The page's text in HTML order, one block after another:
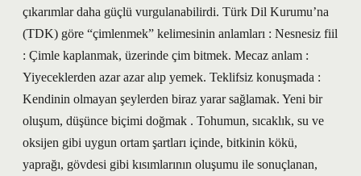
çıkarımlar daha güçlü vurgulanabilirdi. Türk Dil Kurumu’na
(TDK) göre “çimlenmek” kelimesinin anlamları : Nesnesiz fiil
: Çimle kaplanmak, üzerinde çim bitmek. Mecaz anlam :
Yiyeceklerden azar azar alıp yemek. Teklifsiz konuşmada :
Kendinin olmayan şeylerden biraz yarar sağlamak. Yeni bir
oluşum, düşünce biçimi doğmak . Tohumun, sıcaklık, su ve
oksijen gibi uygun ortam şartları içinde, bitkinin kökü,
yaprağı, gövdesi gibi kısımlarının oluşumu ile sonuçlanan,